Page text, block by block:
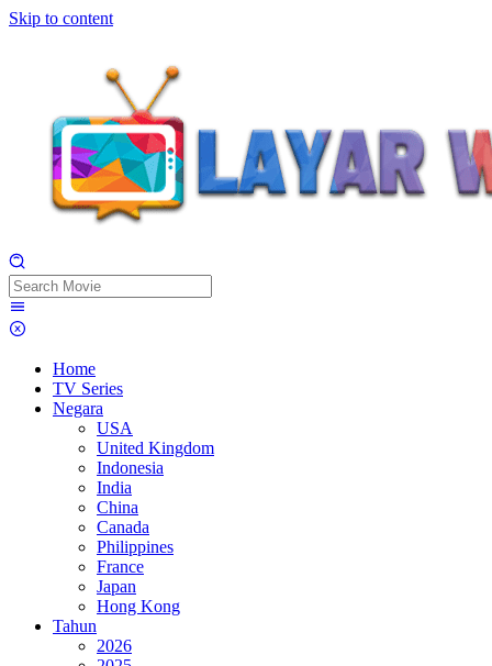
Skip to content
Home
TV Series
Negara
USA
United Kingdom
Indonesia
India
China
Canada
Philippines
France
Japan
Hong Kong
Tahun
2026